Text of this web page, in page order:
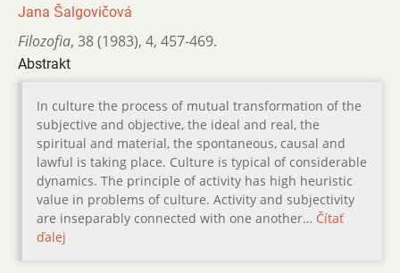
Jana Šalgovičová
Filozofia, 38 (1983), 4, 457-469.
Abstrakt
In culture the process of mutual transformation of the
subjective and objective, the ideal and real, the
spiritual and material, the spontaneous, causal and
lawful is taking place. Culture is typical of considerable
dynamics. The principle of activity has high heuristic
value in problems of culture. Activity and subjectivity
are inseparably connected with one another… Čítať
ďalej